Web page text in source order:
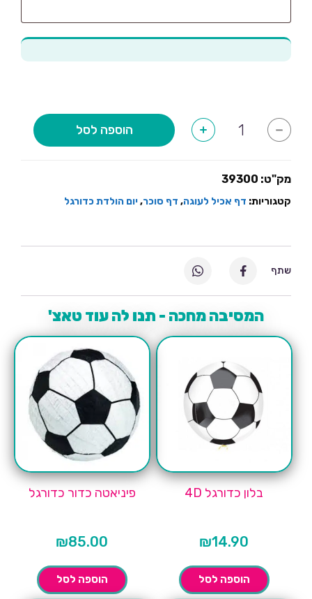
לציין
בתיבה
מה
על
התמונה
-
של
-
+ הוספה לסל
מק"ט: 39300
קטגוריות: דף אכיל לעוגה, דף סוכר,יום הולדת כדורגל
המסיבה מחכה - תנו לה עוד טאצ'
בלון כדורגל 4D
₪14.90
הוספה לסל
פיניאטה כדור כדורגל
₪85.00
הוספה לסל
שתף